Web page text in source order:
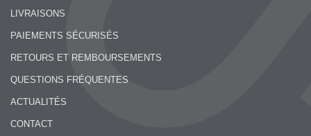
LIVRAISONS
PAIEMENTS SÉCURISÉS
RETOURS ET REMBOURSEMENTS
QUESTIONS FRÉQUENTES
ACTUALITÉS
CONTACT